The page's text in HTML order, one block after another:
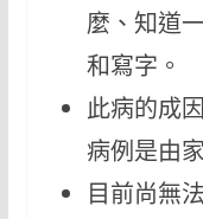
麼、知道
和寫字。
此病的成
病例是由
目前尚無